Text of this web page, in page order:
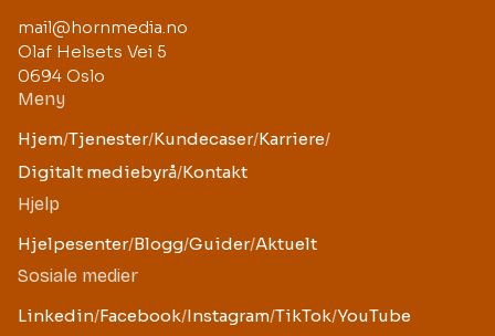
mail@hornmedia.no
Olaf Helsets Vei 5
0694 Oslo
Meny
Hjem/Tjenester/Kundecaser/Karriere/
Digitalt mediebyrå/Kontakt
Hjelp
Hjelpesenter/Blogg/Guider/Aktuelt
Sosiale medier
Linkedin/Facebook/Instagram/TikTok/YouTube